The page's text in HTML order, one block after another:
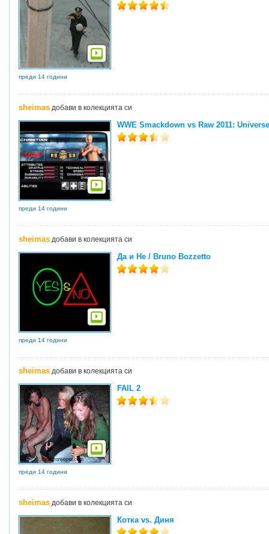
преди 14 години
sheimas добави в колекцията си
WWE Smackdown vs Raw 2011:
преди 14 години
sheimas добави в колекцията си
Да и Не / Bruno Bozzetto
преди 14 години
sheimas добави в колекцията си
FAIL 2
преди 14 години
sheimas добави в колекцията си
Котка vs. Диня